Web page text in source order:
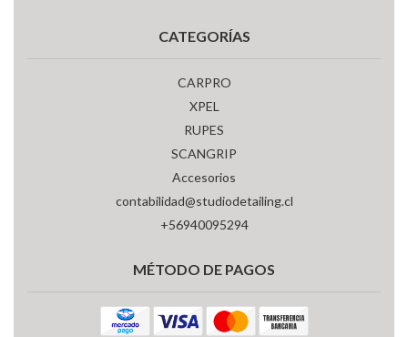
CATEGORÍAS
CARPRO
XPEL
RUPES
SCANGRIP
Accesorios
contabilidad@studiodetailing.cl
+56940095294
MÉTODO DE PAGOS